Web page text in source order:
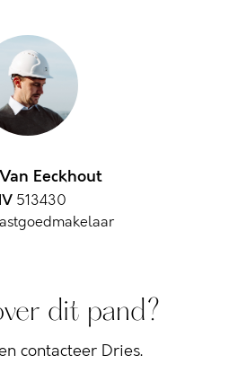
Eeckhout
513430
dit pand?
contacteer Dries.